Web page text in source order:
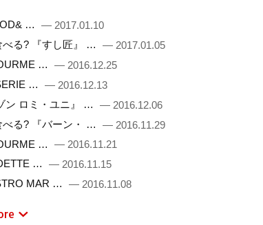
…
— 2017.01.10
べる? 『すし匠』 …
— 2017.01.05
…
— 2016.12.25
…
— 2016.12.13
ン ロミ・ユニ』 …
— 2016.12.06
べる? 『バーン・ …
— 2016.11.29
…
— 2016.11.21
…
— 2016.11.15
MAR …
— 2016.11.08